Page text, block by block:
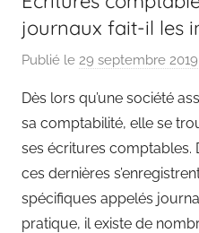
journaux fait-il les
Publié le 29 septembre 2019
Dès lors qu’une société
sa comptabilité, elle se
ses écritures comptables.
ces dernières
spécifiques appelés
pratique, il existe de